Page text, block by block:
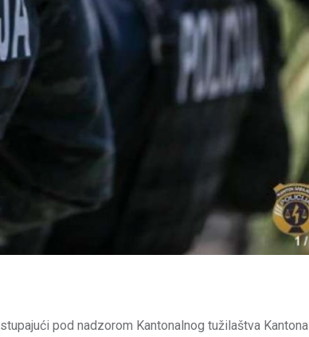
pod nadzorom Kantonalnog tužilaštva Kantona